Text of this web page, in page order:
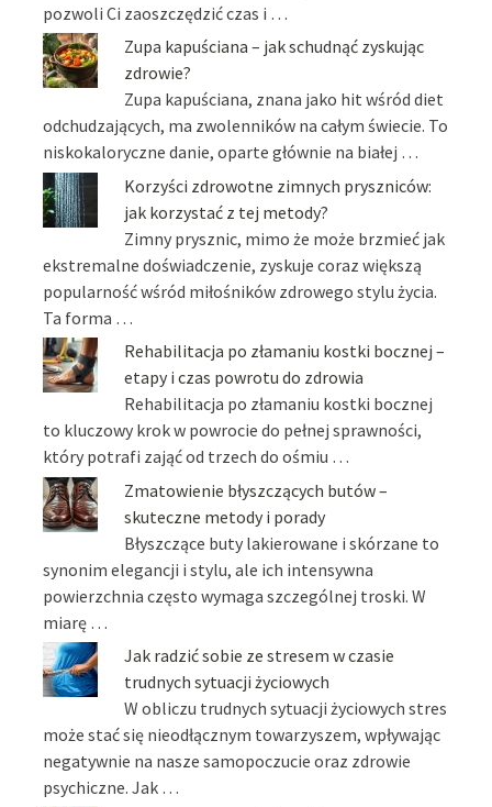
pozwoli Ci zaoszczędzić czas i …
Zupa kapuściana – jak schudnąć zyskując
zdrowie?
Zupa kapuściana, znana jako hit wśród diet
odchudzających, ma zwolenników na całym świecie. To
niskokaloryczne danie, oparte głównie na białej …
Korzyści zdrowotne zimnych pryszniców:
jak korzystać z tej metody?
Zimny prysznic, mimo że może brzmieć jak
ekstremalne doświadczenie, zyskuje coraz większą
popularność wśród miłośników zdrowego stylu życia.
Ta forma …
Rehabilitacja po złamaniu kostki bocznej –
etapy i czas powrotu do zdrowia
Rehabilitacja po złamaniu kostki bocznej
to kluczowy krok w powrocie do pełnej sprawności,
który potrafi zająć od trzech do ośmiu …
Zmatowienie błyszczących butów –
skuteczne metody i porady
Błyszczące buty lakierowane i skórzane to
synonim elegancji i stylu, ale ich intensywna
powierzchnia często wymaga szczególnej troski. W
miarę …
Jak radzić sobie ze stresem w czasie
trudnych sytuacji życiowych
W obliczu trudnych sytuacji życiowych stres
może stać się nieodłącznym towarzyszem, wpływając
negatywnie na nasze samopoczucie oraz zdrowie
psychiczne. Jak …